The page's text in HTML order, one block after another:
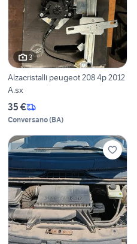
3
Alzacristalli peugeot 208 4p 2012
A.sx
35 €
Conversano(BA)